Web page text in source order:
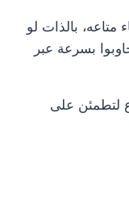
متاعه، بالذات لو
بسرعة عبر
لتطمئن على